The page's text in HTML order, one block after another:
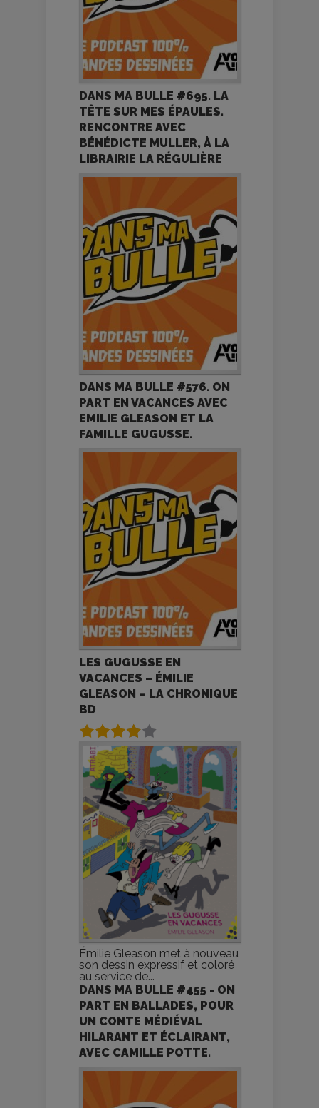
DANS MA BULLE #695. LA
TÊTE SUR MES ÉPAULES.
RENCONTRE AVEC
BÉNÉDICTE MULLER, À LA
LIBRAIRIE LA RÉGULIÈRE
DANS MA BULLE #576. ON
PART EN VACANCES AVEC
EMILIE GLEASON ET LA
FAMILLE GUGUSSE.
LES GUGUSSE EN
VACANCES – ÉMILIE
GLEASON – LA CHRONIQUE
BD
Émilie Gleason met à nouveau
son dessin expressif et coloré
au service de...
DANS MA BULLE #455 - ON
PART EN BALLADES, POUR
UN CONTE MÉDIÉVAL
HILARANT ET ÉCLAIRANT,
AVEC CAMILLE POTTE.